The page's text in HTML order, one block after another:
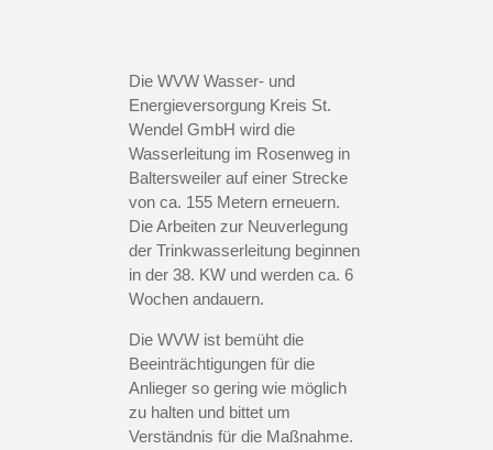
Die WVW Wasser- und
Energieversorgung Kreis St.
Wendel GmbH wird die
Wasserleitung im Rosenweg in
Baltersweiler auf einer Strecke
von ca. 155 Metern erneuern.
Die Arbeiten zur Neuverlegung
der Trinkwasserleitung beginnen
in der 38. KW und werden ca. 6
Wochen andauern.
Die WVW ist bemüht die
Beeinträchtigungen für die
Anlieger so gering wie möglich
zu halten und bittet um
Verständnis für die Maßnahme.